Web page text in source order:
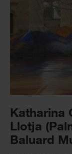
Katharina
Llotja
Baluard